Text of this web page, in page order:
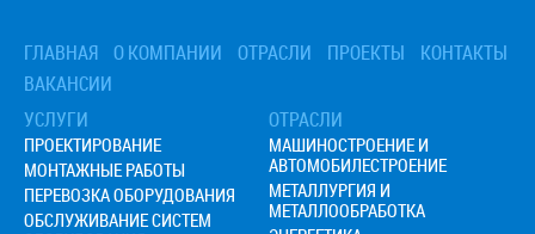
› Монтаж капитальных колонн промышленных зданий
› Монтаж подкрановых путей
› Монтаж рекламной конструкции
› Монтаж холодильного оборудования
› Перевозка и такелаж бетонного тоннеля
› Перевозка мостовых балок
ГЛАВНАЯ О КОМПАНИИ ОТРАСЛИ ПРОЕКТЫ
КОНТАКТЫ
ВАКАНСИИ
УСЛУГИ
ПРОЕКТИРОВАНИЕ
МОНТАЖНЫЕ РАБОТЫ
ПЕРЕВОЗКА ОБОРУДОВАНИЯ
ОБСЛУЖИВАНИЕ СИСТЕМ
ОТРАСЛИ
МАШИНОСТРОЕНИЕ И
АВТОМОБИЛЕСТРОЕНИЕ
МЕТАЛЛУРГИЯ И
МЕТАЛЛООБРАБОТКА